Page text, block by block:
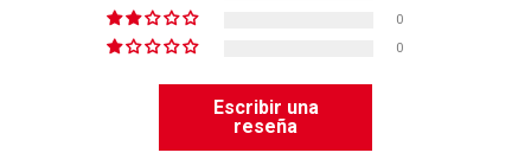
0
0
Escribir una
reseña